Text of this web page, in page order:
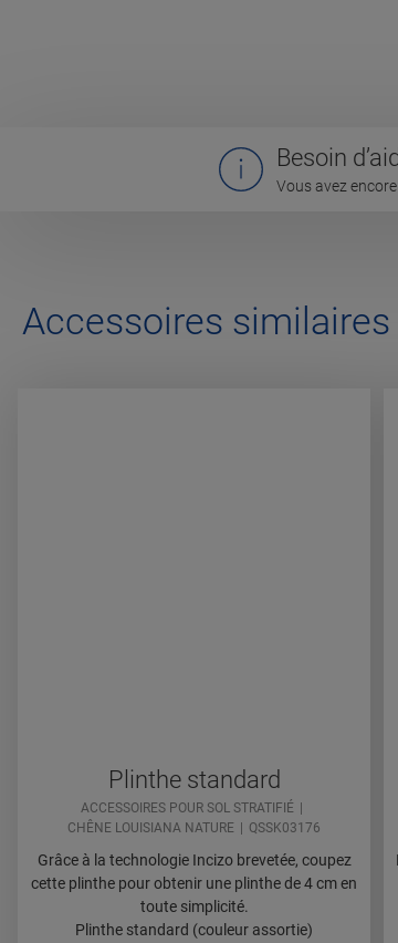
Besoin
Vous avez
Accessoires similaires
Plinthe standard
ACCESSOIRES POUR SOL STRATIFIÉ
CHÊNE LOUISIANA NATURE
QSSK03176
Grâce à la technologie Incizo brevetée, coupez
cette plinthe pour obtenir une plinthe de 4 cm en
toute simplicité.
Plinthe standard (couleur assortie)